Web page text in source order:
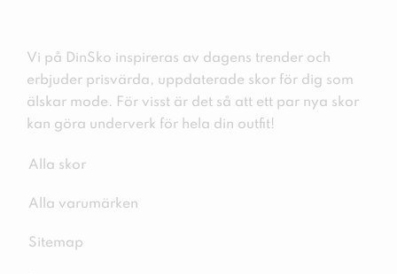
Vi på DinSko inspireras av dagens trender och
erbjuder prisvärda, uppdaterade skor för dig som
älskar mode. För visst är det så att ett par nya skor
kan göra underverk för hela din outfit!
Alla skor
Alla varumärken
Sitemap